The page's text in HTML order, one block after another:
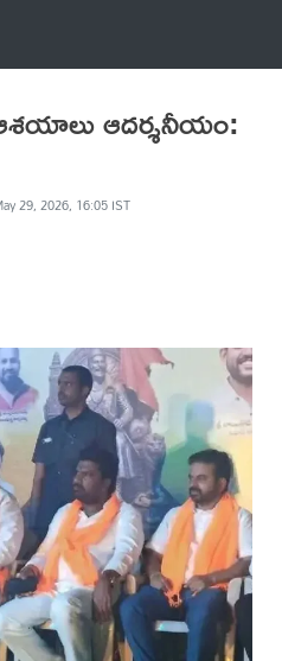
ఆదర్శనీయం:
29, 2026, 16:05 IST